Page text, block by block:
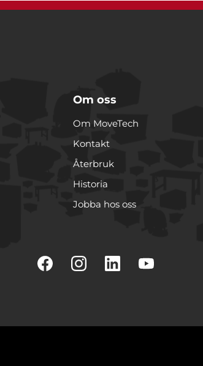
vår trafik. Vi vidarebefordrar även
sociala medier och annons- och
Om oss
Om MoveTech
Kontakt
Återbruk
Historia
Jobba hos oss